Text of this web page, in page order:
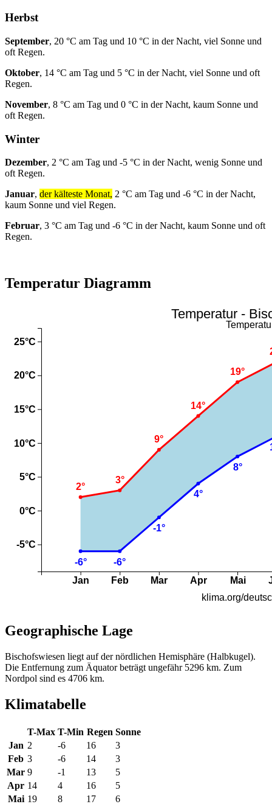
Herbst
September, 20 °C am Tag und 10 °C in der Nacht, viel Sonne und
oft Regen.
Oktober, 14 °C am Tag und 5 °C in der Nacht, viel Sonne und oft
Regen.
November, 8 °C am Tag und 0 °C in der Nacht, kaum Sonne und
oft Regen.
Winter
Dezember, 2 °C am Tag und -5 °C in der Nacht, wenig Sonne und
oft Regen.
Januar, der kälteste Monat, 2 °C am Tag und -6 °C in der Nacht,
kaum Sonne und viel Regen.
Februar, 3 °C am Tag und -6 °C in der Nacht, kaum Sonne und oft
Regen.
Temperatur Diagramm
Geographische Lage
Bischofswiesen liegt auf der nördlichen Hemisphäre (Halbkugel).
Die Entfernung zum Äquator beträgt ungefähr 5296 km. Zum
Nordpol sind es 4706 km.
Klimatabelle
T-Max T-Min Regen Sonne
Jan 2 -6 16
3
Feb 3 -6 14
3
Mar 9 -1 13
5
Apr 14 4 16
5
Mai 19 8 17 6